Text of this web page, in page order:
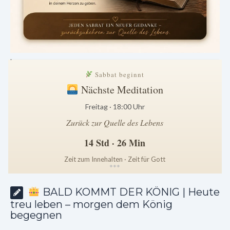
.
Sabbat beginnt
Nächste Meditation
Freitag · 18:00 Uhr
Zurück zur Quelle des Lebens
14 Std · 26 Min
Zeit zum Innehalten · Zeit für Gott
***
BALD KOMMT DER KÖNIG | Heute
treu leben – morgen dem König
begegnen